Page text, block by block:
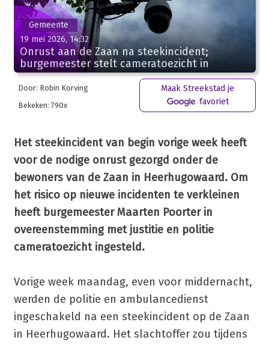
Gemeente
19 mei 2026, 14:32
Onrust aan de Zaan na steekincident;
burgemeester stelt cameratoezicht in
Door: Robin Korving
Bekeken: 790x
Maak Streekstad je
favoriet
Het steekincident van begin vorige week heeft
voor de nodige onrust gezorgd onder de
bewoners van de Zaan in Heerhugowaard. Om
het risico op nieuwe incidenten te verkleinen
heeft burgemeester Maarten Poorter in
overeenstemming met justitie en politie
cameratoezicht ingesteld.
Vorige week maandag, even voor middernacht,
werden de politie en ambulancedienst
ingeschakeld na een steekincident op de Zaan
in Heerhugowaard. Het slachtoffer zou tijdens